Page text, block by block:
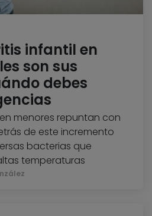
infantil en
son sus
debes
menores repuntan con
de este incremento
bacterias que
temperaturas